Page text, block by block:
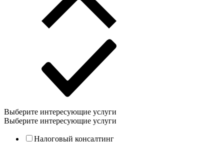
Выберите интересующие услуги
Выберите интересующие услуги
Налоговый консалтинг